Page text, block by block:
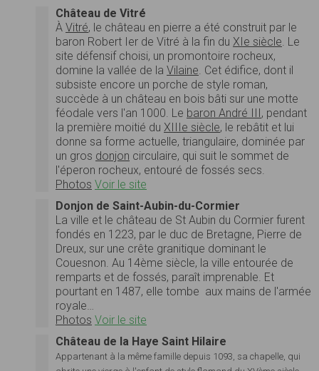
Château de Vitré
À Vitré, le château en pierre a été construit par le
baron Robert Ier de Vitré à la fin du XIe siècle. Le
site défensif choisi, un promontoire rocheux,
domine la vallée de la Vilaine. Cet édifice, dont il
subsiste encore un porche de style roman,
succède à un château en bois bâti sur une motte
féodale vers l'an 1000. Le baron André III, pendant
la première moitié du XIIIe siècle, le rebâtit et lui
donne sa forme actuelle, triangulaire, dominée par
un gros donjon circulaire, qui suit le sommet de
l'éperon rocheux, entouré de fossés secs.
Photos Voir le site
Donjon de Saint-Aubin-du-Cormier
La ville et le château de St Aubin du Cormier furent
fondés en 1223, par le duc de Bretagne, Pierre de
Dreux, sur une crête granitique dominant le
Couesnon. Au 14ème siècle, la ville entourée de
remparts et de fossés, paraît imprenable. Et
pourtant en 1487, elle tombe aux mains de l'armée
royale…
Photos Voir le site
Château de la Haye Saint Hilaire
Appartenant à la même famille depuis 1093, sa chapelle, qui